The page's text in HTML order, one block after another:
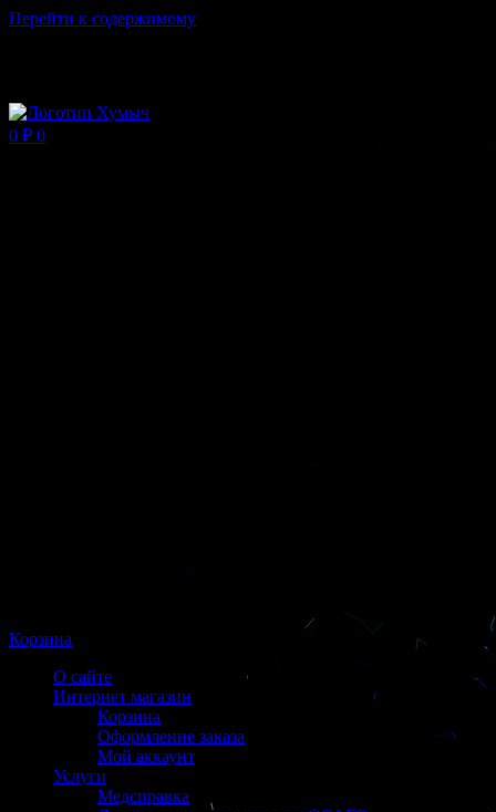
Перейти к содержимому
0 ₽ 0
Корзина
О сайте
Интернет магазин
Корзина
Оформление заказа
Мой аккаунт
Услуги
Медсправка